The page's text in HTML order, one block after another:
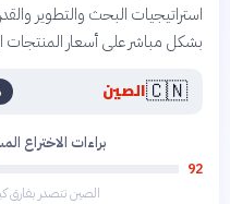
استراتيجيات البحث والتطوير
بشكل مباشر على أسعار المنتجات
🇨🇳الصين
براءات الاختراع
92
الصين تتصدر بفارق